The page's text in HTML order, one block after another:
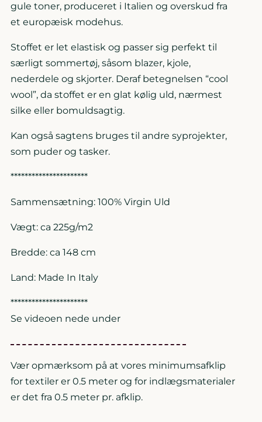
gule toner, produceret i Italien og overskud fra
et europæisk modehus.
Stoffet er let elastisk og passer sig perfekt til
særligt sommertøj, såsom blazer, kjole,
nederdele og skjorter. Deraf betegnelsen “cool
wool”, da stoffet er en glat kølig uld, nærmest
silke eller bomuldsagtig.
Kan også sagtens bruges til andre syprojekter,
som puder og tasker.
**********************
Sammensætning: 100% Virgin Uld
Vægt: ca 225g/m2
Bredde: ca 148 cm
Land: Made In Italy
**********************
Se videoen nede under
Vær opmærksom på at vores minimumsafklip
for textiler er 0.5 meter og for indlægsmaterialer
er det fra 0.5 meter pr. afklip.